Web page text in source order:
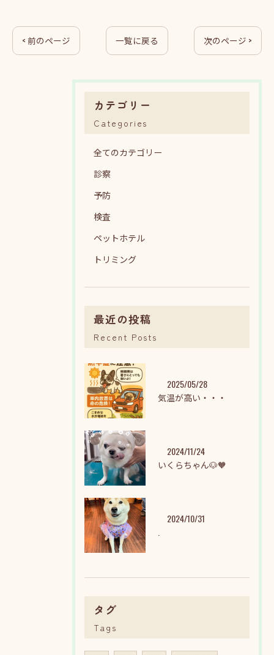
< 前のページ 一覧に戻る 次のページ >
カテゴリー
Categories
全てのカテゴリー
診察
予防
検査
ペットホテル
トリミング
最近の投稿
Recent Posts
2025/05/28
気温が高い・・・
2024/11/24
いくらちゃん🐶🧡
2024/10/31
タグ
Tags